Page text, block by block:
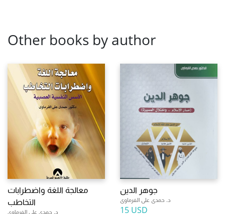
Other books by author
معالجة اللغة واضطرابات
التخاطب
د. حمدى على الفرماوى
جوهر الدين
د. حمدى على الفرماوى
15 USD